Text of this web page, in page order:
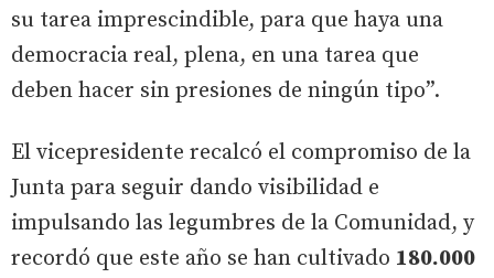
su tarea imprescindible, para que haya una
democracia real, plena, en una tarea que
deben hacer sin presiones de ningún tipo”.
El vicepresidente recalcó el compromiso de la
Junta para seguir dando visibilidad e
impulsando las legumbres de la Comunidad, y
recordó que este año se han cultivado 180.000